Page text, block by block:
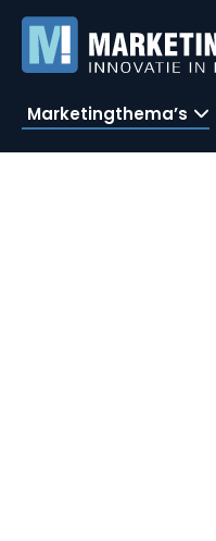
Marketingthema’s